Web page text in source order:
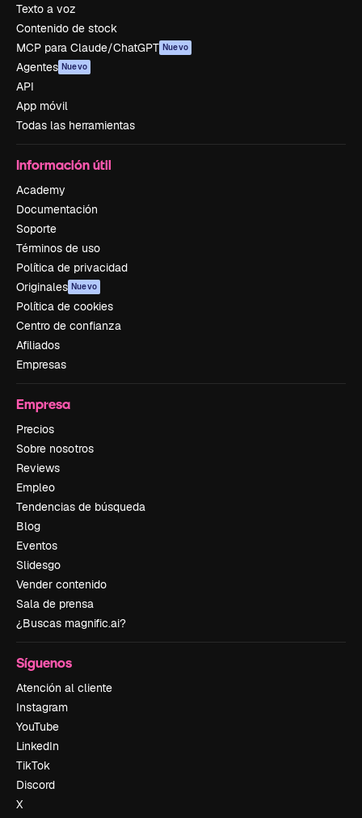
Texto a voz
Contenido de stock
MCP para Claude/ChatGPT Nuevo
Agentes Nuevo
API
App móvil
Todas las herramientas
Información útil
Academy
Documentación
Soporte
Términos de uso
Política de privacidad
Originales Nuevo
Política de cookies
Centro de confianza
Afiliados
Empresas
Empresa
Precios
Sobre nosotros
Reviews
Empleo
Tendencias de búsqueda
Blog
Eventos
Slidesgo
Vender contenido
Sala de prensa
¿Buscas magnific.ai?
Síguenos
Atención al cliente
Instagram
YouTube
LinkedIn
TikTok
Discord
X